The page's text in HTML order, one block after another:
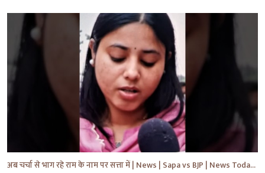
अब चर्चा से भाग रहे राम के नाम पर सत्ता में | News | Sapa vs BJP | News Today | Breaking #shorts #yt